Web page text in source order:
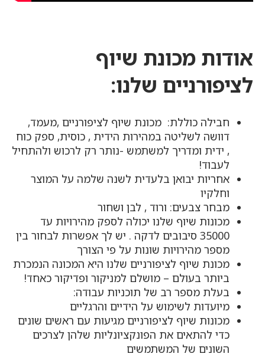
אודות מכונת שיוף
לציפורניים שלנו:
חבילה כוללת: מכונת שיוף לציפורניים ,מעמד,
דוושה לשליטה במהירות הידית , כוסית, ספק כוח
, ידית ומדריך למשתמש -נותר רק לרכוש ולהתחיל
לעבוד!
אחריות יבואן בלעדית לשנה שלמה על המוצר
וחלקיו
מבחר צבעים: ורוד , לבן ושחור
מכונות שיוף שלנו יכולה לספק מהירויות עד
35000 סיבובים לדקה . יש לך אפשרות לבחור בין
מספר מהירויות שונות על פי הצורך
מכונת שיוף לציפורניים שלנו היא המכונה הנמכרת
ביותר בעולם – מושלם למניקור ופדיקור כאחד!
בעלת מספר רב של תוכניות עבודה:
מיועדות לשימוש על הידיים והרגליים
מכונות שיוף לציפורניים מגיעות עם ראשים שונים
כדי להתאים את הפונקציונליות שלהן לצרכים
השונים של המשתמשים